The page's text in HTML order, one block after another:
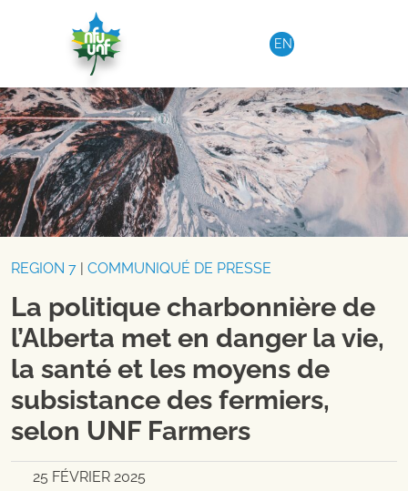
Aller au contenu
EN
REGION 7 COMMUNIQUÉ DE PRESSE
La politique charbonnière de
l’Alberta met en danger la vie,
la santé et les moyens de
subsistance des fermiers,
selon UNF Farmers
25 FÉVRIER 2025